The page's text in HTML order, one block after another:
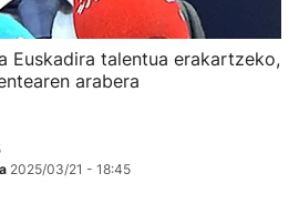
Euskadira talentua erakartzeko,
arabera
2025/03/21 - 18:45